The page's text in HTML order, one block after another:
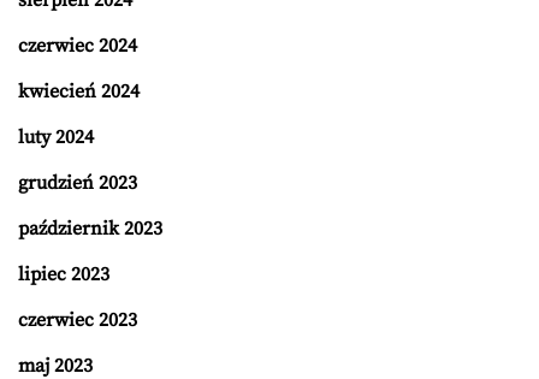
czerwiec 2024
kwiecień 2024
luty 2024
grudzień 2023
październik 2023
lipiec 2023
czerwiec 2023
maj 2023